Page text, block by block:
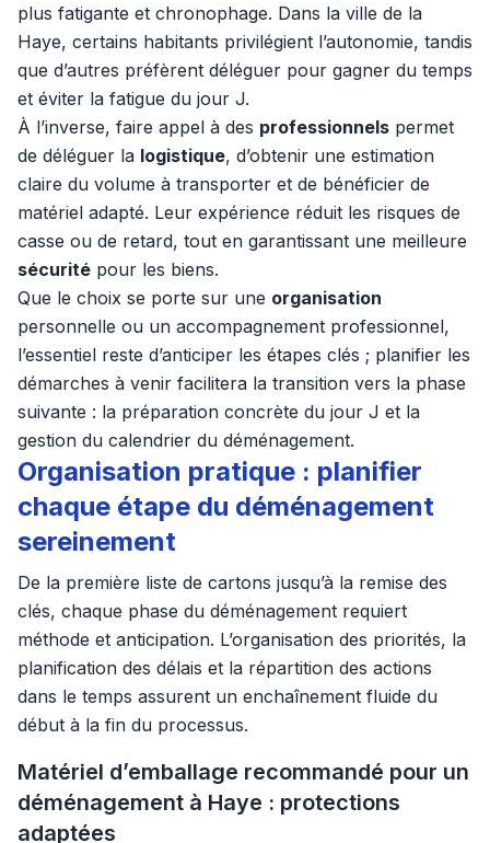
plus fatigante et chronophage. Dans la ville de la
Haye, certains habitants privilégient l’autonomie, tandis
que d’autres préfèrent déléguer pour gagner du temps
et éviter la fatigue du jour J.
À l’inverse, faire appel à des professionnels permet
de déléguer la logistique, d’obtenir une estimation
claire du volume à transporter et de bénéficier de
matériel adapté. Leur expérience réduit les risques de
casse ou de retard, tout en garantissant une meilleure
sécurité pour les biens.
Que le choix se porte sur une organisation
personnelle ou un accompagnement professionnel,
l’essentiel reste d’anticiper les étapes clés ; planifier les
démarches à venir facilitera la transition vers la phase
suivante : la préparation concrète du jour J et la
gestion du calendrier du déménagement.
Organisation pratique : planifier
chaque étape du déménagement
sereinement
De la première liste de cartons jusqu’à la remise des
clés, chaque phase du déménagement requiert
méthode et anticipation. L’organisation des priorités, la
planification des délais et la répartition des actions
dans le temps assurent un enchaînement fluide du
début à la fin du processus.
Matériel d’emballage recommandé pour un
déménagement à Haye : protections
adaptées